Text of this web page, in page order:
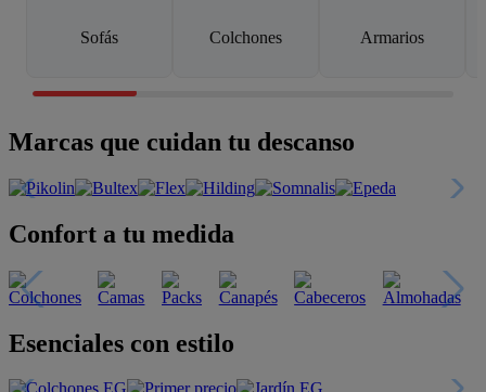
Sofás Colchones Armarios
Marcas que cuidan tu descanso
Confort a tu medida
Esenciales con estilo